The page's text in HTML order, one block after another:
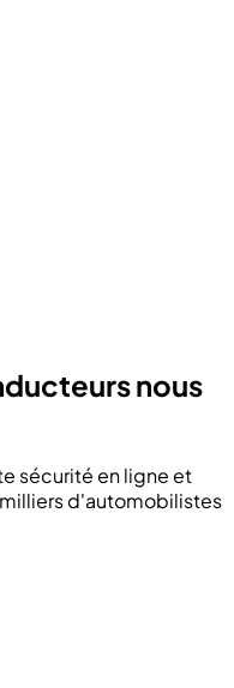
nous
sécurité en ligne et
d'automobilistes